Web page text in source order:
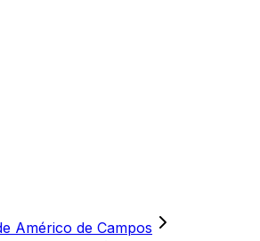
Américo de Campos